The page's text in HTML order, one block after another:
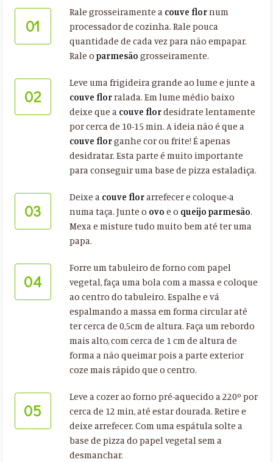
01
Rale grosseiramente a couve flornum
processador de cozinha. Rale pouca
quantidade de cada vez para não empapar.
Rale oparmesão grosseiramente.
02
Leve uma frigideira grande ao lume e junte a
couve florralada. Em lume médio baixo
deixe que a couve flordesidrate lentamente
por cerca de 10-15 min. A ideia não é que a
couve florganhe cor ou frite! É apenas
desidratar. Esta parte é muito importante
para conseguir uma base de pizza estaladiça.
03
Deixe a couve florarrefecer e coloque-a
numa taça. Junte o ovo e o queijo parmesão.
Mexa e misture tudo muito bem até ter uma
papa.
04
Forre um tabuleiro de forno com papel
vegetal, faça uma bola com a massa e coloque
ao centro do tabuleiro. Espalhe e vá
espalmando a massa em forma circular até
ter cerca de 0,5cm de altura. Faça um rebordo
mais alto, com cerca de 1 cm de altura de
forma a não queimar pois a parte exterior
coze mais rápido que o centro.
05
Leve a cozer ao forno pré-aquecido a 220º por
cerca de 12 min, até estar dourada. Retire e
deixe arrefecer. Com uma espátula solte a
base de pizza do papel vegetal sem a
desmanchar.